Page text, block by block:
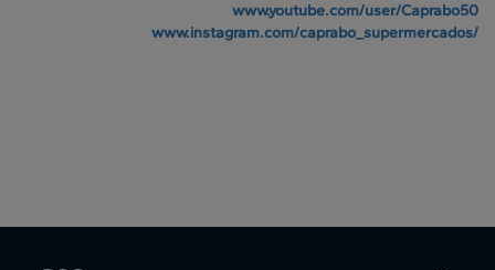
www.youtube.com/user/Caprabo50
www.instagram.com/caprabo_supermercados/